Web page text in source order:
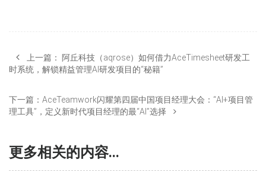
上一篇：
阿丘科技（aqrose）如何借力AceTimesheet研发工
时系统，解锁精益管理AI研发项目的“秘籍”
下一篇： AceTeamwork闪耀第四届中国项目经理大会：“AI+项目管
理工具”，定义新时代项目经理的最“AI”选择
更多相关的内容...